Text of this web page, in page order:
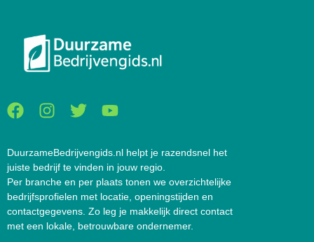
DuurzameBedrijvengids.nl helpt je razendsnel het
juiste bedrijf te vinden in jouw regio.
Per branche en per plaats tonen we overzichtelijke
bedrijfsprofielen met locatie, openingstijden en
contactgegevens. Zo leg je makkelijk direct contact
met een lokale, betrouwbare ondernemer.